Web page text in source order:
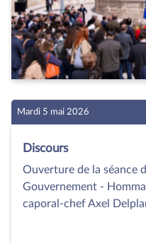
Mardi 5 mai 2026
Discours
Ouverture de la séance
Gouvernement -
caporal-chef Axel